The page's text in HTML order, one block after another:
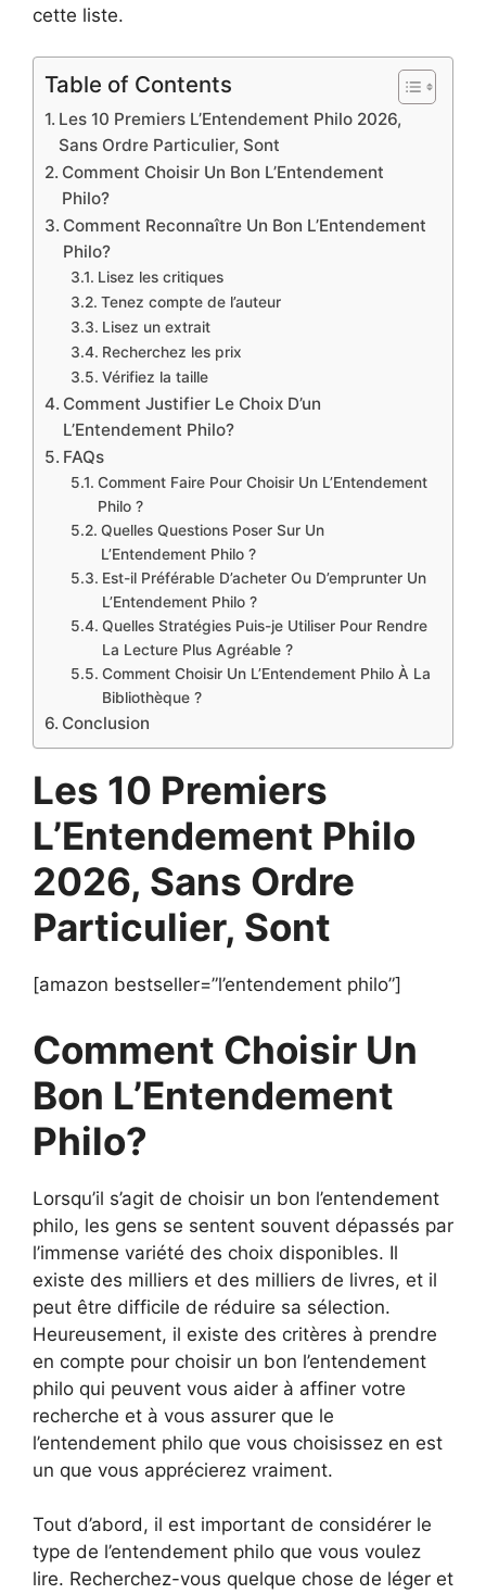
cette liste.
Table of Contents
Les 10 Premiers L’Entendement Philo 2026,
Sans Ordre Particulier, Sont
Comment Choisir Un Bon L’Entendement
Philo?
Comment Reconnaître Un Bon L’Entendement
Philo?
Lisez les critiques
Tenez compte de l’auteur
Lisez un extrait
Recherchez les prix
Vérifiez la taille
Comment Justifier Le Choix D’un
L’Entendement Philo?
FAQs
Comment Faire Pour Choisir Un L’Entendement
Philo ?
Quelles Questions Poser Sur Un
L’Entendement Philo ?
Est-il Préférable D’acheter Ou D’emprunter Un
L’Entendement Philo ?
Quelles Stratégies Puis-je Utiliser Pour Rendre
La Lecture Plus Agréable ?
Comment Choisir Un L’Entendement Philo À La
Bibliothèque ?
Conclusion
Les 10 Premiers
L’Entendement Philo
2026, Sans Ordre
Particulier, Sont
[amazon bestseller=”l’entendement philo”]
Comment Choisir Un
Bon L’Entendement
Philo?
Lorsqu’il s’agit de choisir un bon l’entendement
philo, les gens se sentent souvent dépassés par
l’immense variété des choix disponibles. Il
existe des milliers et des milliers de livres, et il
peut être difficile de réduire sa sélection.
Heureusement, il existe des critères à prendre
en compte pour choisir un bon l’entendement
philo qui peuvent vous aider à affiner votre
recherche et à vous assurer que le
l’entendement philo que vous choisissez en est
un que vous apprécierez vraiment.
Tout d’abord, il est important de considérer le
type de l’entendement philo que vous voulez
lire. Recherchez-vous quelque chose de léger et